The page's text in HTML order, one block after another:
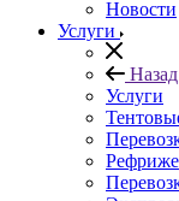
Новости
Услуги
Назад
Услуги